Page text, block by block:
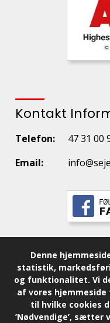
Kontakt
Telefon:
47 31 00
Email:
Denne
statistik,
og funktionalitet. Vi
af vores hjemmeside
til hvilke cookies
’Nødvendige’, sætter